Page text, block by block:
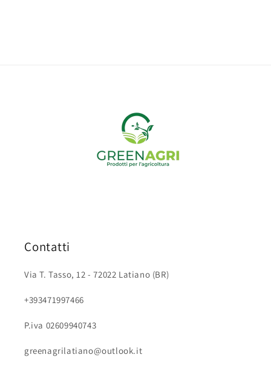
Contatti
Via T. Tasso, 12 - 72022 Latiano (BR)
+393471997466
P.iva 02609940743
greenagrilatiano@outlook.it